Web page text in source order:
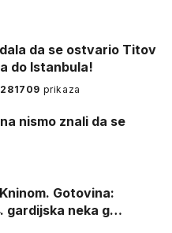
da se ostvario Titov
do Istanbula!
281709 prikaza
nismo znali da se
gardijska neka g…